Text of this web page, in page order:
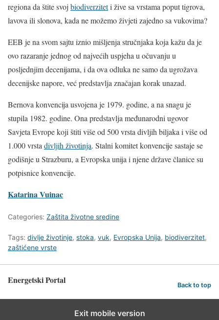
regiona da štite svoj biodiverziteti žive sa vrstama poput tigrova,
lavova ili slonova, kada ne možemo živjeti zajedno sa vukovima?
EEB je na svom sajtu iznio mišljenja stručnjaka koja kažu da je
ovo razaranje jednog od najvećih uspjeha u očuvanju u
posljednjim decenijama, i da ova odluka ne samo da ugrožava
decenijske napore, već predstavlja značajan korak unazad.
Bernova konvencija usvojena je 1979. godine, a na snagu je
stupila 1982. godine. Ona predstavlja međunarodni ugovor
Savjeta Evrope koji štiti više od 500 vrsta divljih biljaka i više od
1.000 vrstadivljih životinja. Stalni komitet konvencije sastaje se
godišnje u Strazburu, a Evropska unija i njene države članice su
potpisnice konvencije.
Katarina Vuinac
Categories: Zaštita životne sredine
Tags: divlje životinje, stoka, vuk, Evropska Unija, biodiverzitet,
zaštićene vrste
Energetski Portal Back to top
Exit mobile version